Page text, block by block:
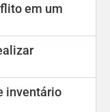
em um
inventário